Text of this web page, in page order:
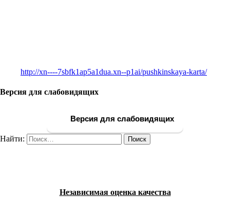
http://xn----7sbfk1ap5a1dua.xn--p1ai/pushkinskaya-karta/
Версия для слабовидящих
Версия для слабовидящих
Найти:
Независимая оценка качества